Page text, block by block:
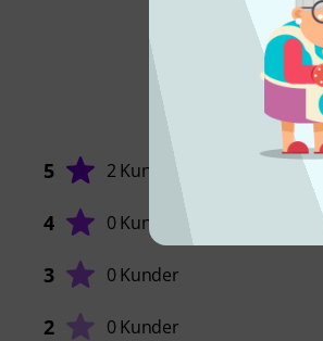
5 2 Kunder
4 0 Kunder
3 0 Kunder
2 0 Kunder